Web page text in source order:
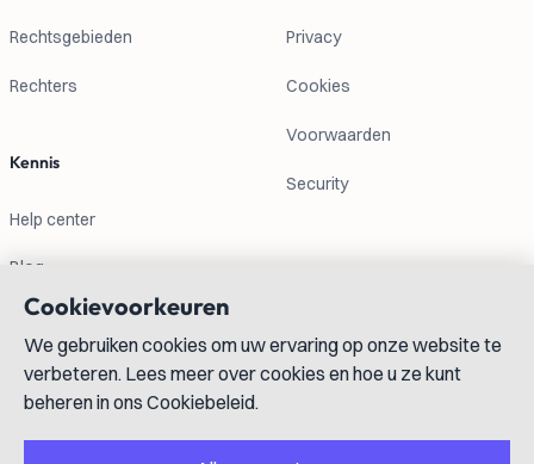
Rechtsgebieden
Rechters
Kennis
Help center
Blog
Privacy
Cookies
Voorwaarden
Security
Contactgegevens
info@lexboost.com
Cookievoorkeuren
We gebruiken cookies om uw ervaring op onze website te
verbeteren. Lees meer over cookies en hoe u ze kunt
beheren in ons Cookiebeleid.